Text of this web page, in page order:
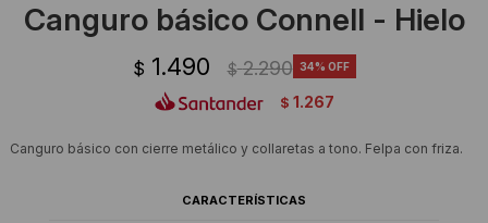
Canguro básico Connell - Hielo
$ 1.490 $ 2.290 34
$ 1.267
Canguro básico con cierre metálico y collaretas a tono. Felpa con friza.
CARACTERÍSTICAS
Sherpas